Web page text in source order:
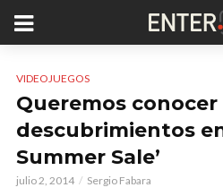
VIDEOJUEGOS
Queremos conocer
descubrimientos
Summer Sale’
julio 2, 2014 Sergio Fabara